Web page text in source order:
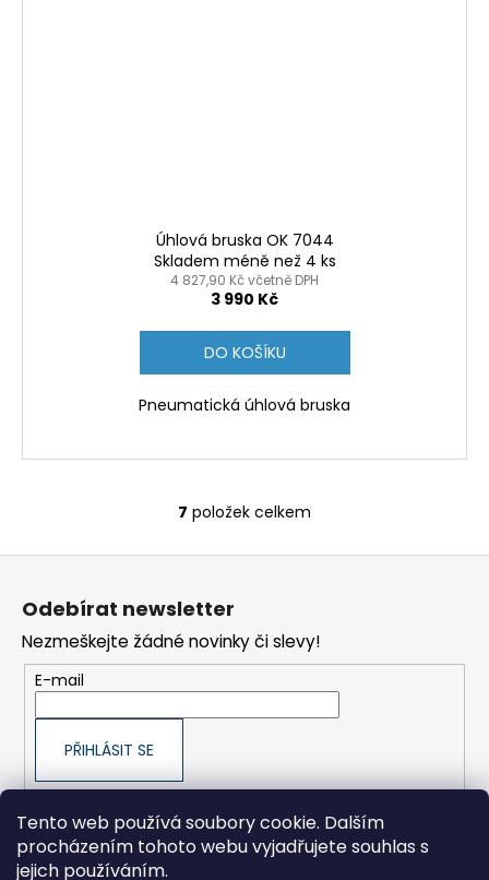
Tento web používá soubory cookie. Dalším
procházením tohoto webu vyjadřujete souhlas s
jejich používáním.
Úhlová bruska OK 7044
Skladem méně než 4 ks
4 827,90 Kč včetně DPH
3 990 Kč
DO KOŠÍKU
Pneumatická úhlová bruska
O
v
a
c
í
p
k
y
v
ý
7 položek celkem
Z
Odebírat newsletter
Nezmeškejte žádné novinky či slevy!
E-mail
PŘIHLÁSIT SE
ORLÍK-KOMPRESORY výrobní družstvo